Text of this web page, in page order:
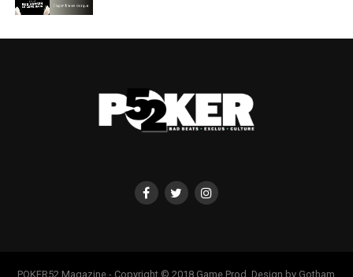
POKER52 Magazine - Copyright © 2018 Game Prod. Design by Gotham